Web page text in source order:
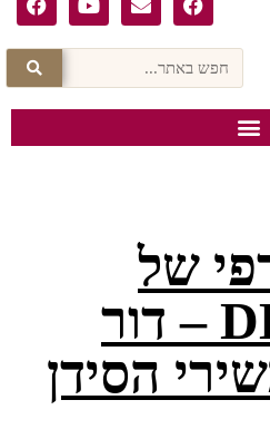
של
DENSITY – דור
הסידן